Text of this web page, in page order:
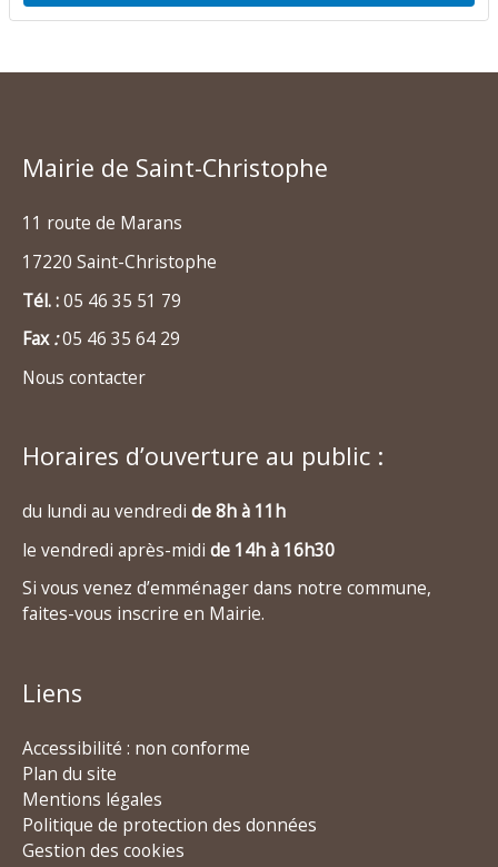
Mairie de Saint-Christophe
11 route de Marans
17220 Saint-Christophe
Tél. :05 46 35 51 79
Fax:05 46 35 64 29
Nous contacter
Horaires d’ouverture au public :
du lundi au vendredi de 8h à 11h
le vendredi après-midi de 14h à 16h30
Si vous venez d’emménager dans notre commune,
faites-vous inscrire en Mairie.
Liens
Accessibilité : non conforme
Plan du site
Mentions légales
Politique de protection des données
Gestion des cookies